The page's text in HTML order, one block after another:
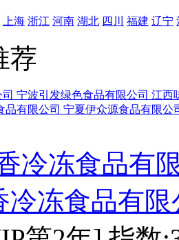
上海 浙江 河南 湖北 四川 福建 辽宁
荐
宁波引发绿色食品有限公司 江西
品有限公司 宁夏伊众源食品有限公
冷冻食品有限